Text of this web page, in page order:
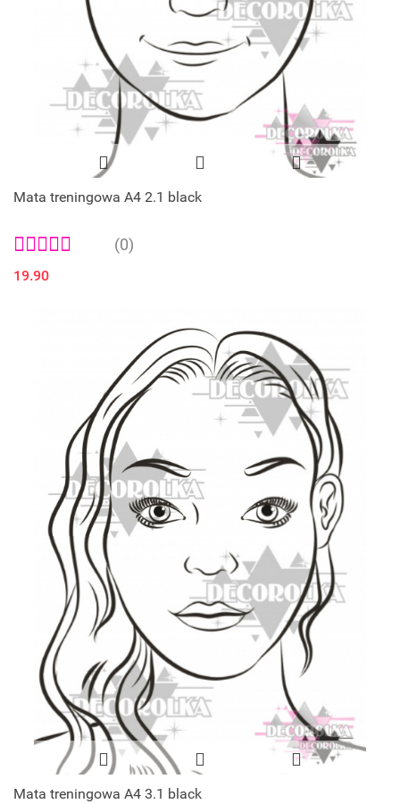
Mata treningowa A4 2.1 black
(0)
19.90
Mata treningowa A4 3.1 black